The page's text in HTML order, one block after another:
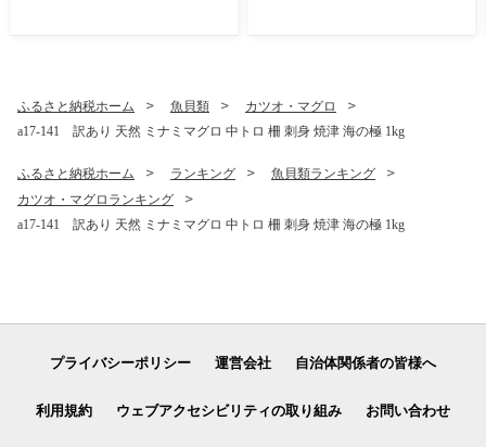
ふるさと納税ホーム 魚貝類
カツオ・マグロ
a17-141 訳あり 天然 ミナミマグロ 中トロ 柵 刺身 焼津 海の極 1kg
ふるさと納税ホーム ランキング
魚貝類ランキング
カツオ・マグロランキング
a17-141 訳あり 天然 ミナミマグロ 中トロ 柵 刺身 焼津 海の極 1kg
プライバシーポリシー 運営会社 自治体関係者の皆様へ
利用規約 ウェブアクセシビリティの取り組み お問い合わせ